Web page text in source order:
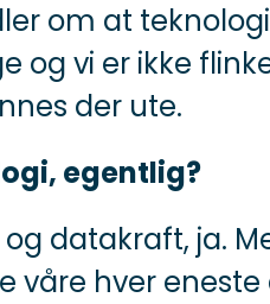
om at
og vi er ikke
der ute.
egentlig?
datakraft, ja.
våre hver